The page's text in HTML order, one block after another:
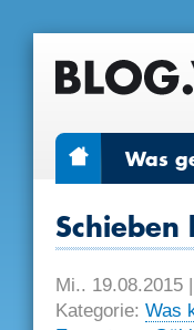
Was
Mi.. 19.08.2015 |
Kategorie: Was